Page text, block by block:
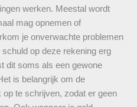
werken. Meestal wordt
mag opnemen of
je onverwachte problemen
op deze rekening erg
dit soms als een gewone
is belangrijk om de
te schrijven, zodat er geen